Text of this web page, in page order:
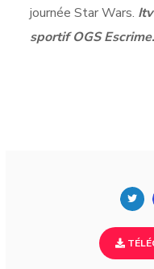
journée Star Wars.
sportif OGS Escrime.